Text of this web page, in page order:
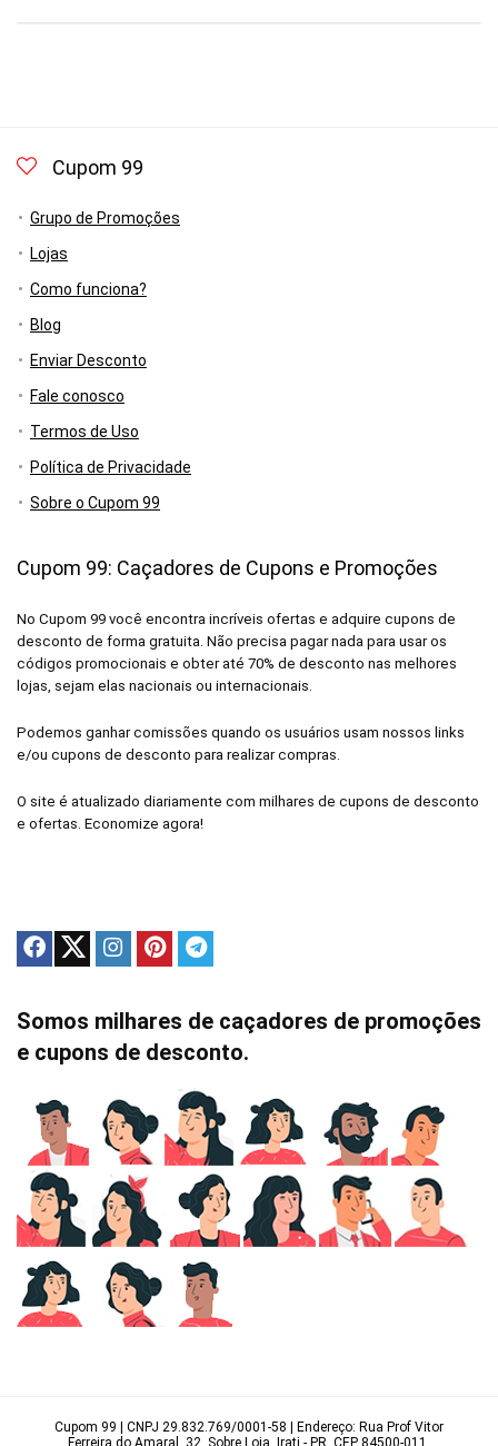
Cupom 99
Grupo de Promoções
Lojas
Como funciona?
Blog
Enviar Desconto
Fale conosco
Termos de Uso
Política de Privacidade
Sobre o Cupom 99
Cupom 99: Caçadores de Cupons e Promoções
No Cupom 99 você encontra incríveis ofertas e adquire cupons de
desconto de forma gratuita. Não precisa pagar nada para usar os
códigos promocionais e obter até 70% de desconto nas melhores
lojas, sejam elas nacionais ou internacionais.
Podemos ganhar comissões quando os usuários usam nossos links
e/ou cupons de desconto para realizar compras.
O site é atualizado diariamente com milhares de cupons de desconto
e ofertas. Economize agora!
Somos milhares de caçadores de promoções
e cupons de desconto.
Cupom 99 | CNPJ 29.832.769/0001-58 | Endereço: Rua Prof Vitor
Ferreira do Amaral, 32, Sobre Loja, Irati - PR, CEP 84500-011.